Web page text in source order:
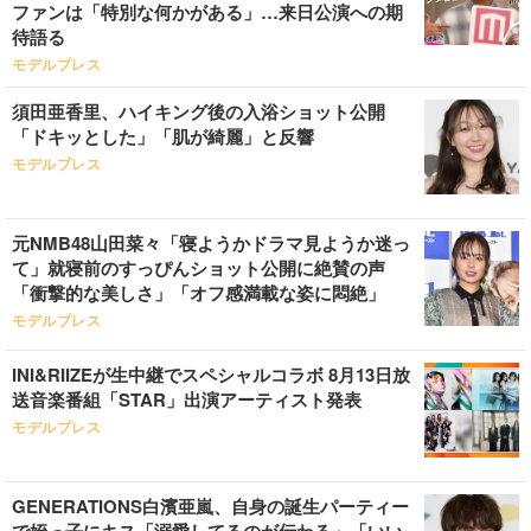
ファンは「特別な何かがある」…来日公演への期
待語る
モデルプレス
須田亜香里、ハイキング後の入浴ショット公開
「ドキッとした」「肌が綺麗」と反響
モデルプレス
元NMB48山田菜々「寝ようかドラマ見ようか迷っ
て」就寝前のすっぴんショット公開に絶賛の声
「衝撃的な美しさ」「オフ感満載な姿に悶絶」
モデルプレス
INI&RIIZEが生中継でスペシャルコラボ 8月13日放
送音楽番組「STAR」出演アーティスト発表
モデルプレス
GENERATIONS白濱亜嵐、自身の誕生パーティー